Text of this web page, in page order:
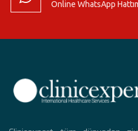
Online WhatsApp